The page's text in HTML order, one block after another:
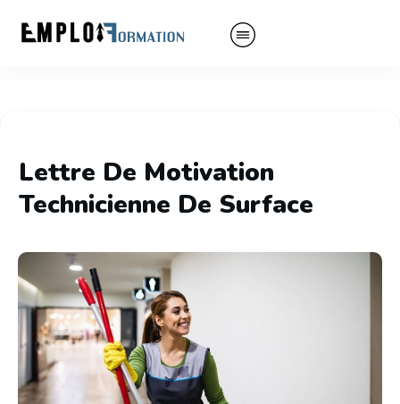
Lettre De Motivation
Technicienne De Surface